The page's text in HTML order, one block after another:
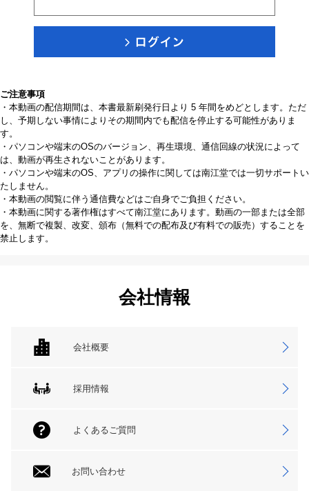
ご注意事項
・本動画の配信期間は、本書最新刷発行日より 5 年間をめどとします。ただ
し、予期しない事情によりその期間内でも配信を停止する可能性がありま
す。
・パソコンや端末のOSのバージョン、再生環境、通信回線の状況によって
は、動画が再生されないことがあります。
・パソコンや端末のOS、アプリの操作に関しては南江堂では一切サポートい
たしません。
・本動画の閲覧に伴う通信費などはご自身でご負担ください。
・本動画に関する著作権はすべて南江堂にあります。動画の一部または全部
を、無断で複製、改変、頒布（無料での配布及び有料での販売）することを
禁止します。
会社情報
会社概要
採用情報
よくあるご質問
お問い合わせ